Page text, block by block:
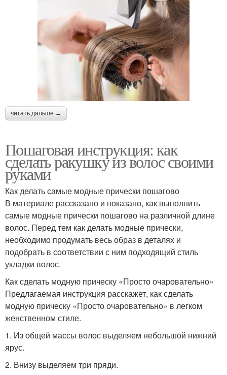
читать дальше →
Пошаговая инструкция: как
сделать ракушку из волос своими
руками
Как делать самые модные прически пошагово
В материале рассказано и показано, как выполнить
самые модные прически пошагово на различной длине
волос. Перед тем как делать модные прически,
необходимо продумать весь образ в деталях и
подобрать в соответствии с ним подходящий стиль
укладки волос.
Как сделать модную прическу «Просто очаровательно»
Предлагаемая инструкция расскажет, как сделать
модную прическу «Просто очаровательно» в легком
женственном стиле.
1. Из общей массы волос выделяем небольшой нижний
ярус.
2. Внизу выделяем три пряди.